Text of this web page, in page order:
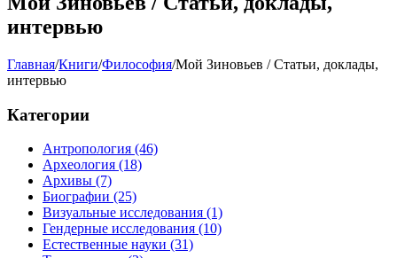
интервью
Главная/Книги/Философия/Мой Зиновьев / Статьи, доклады,
интервью
Категории
Антропология (46)
Археология (18)
Архивы (7)
Биографии (25)
Визуальные исследования (1)
Гендерные исследования (10)
Естественные науки (31)